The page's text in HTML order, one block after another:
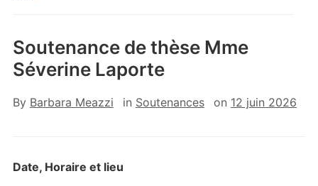
Soutenance de thèse Mme
Séverine Laporte
By Barbara Meazzi in Soutenances on 12 juin 2026
Date, Horaire et lieu